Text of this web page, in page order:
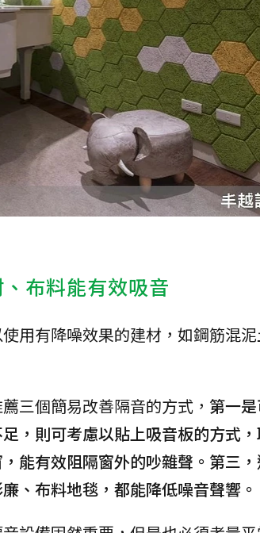
布料能有效吸音
用有降噪效果的建材，如鋼筋混
三個簡易改善隔音的方式， 第一
，則可考慮以貼上吸音板的方式
能有效阻隔窗外的吵雜聲。第三
、布料地毯，都能降低噪音聲響。